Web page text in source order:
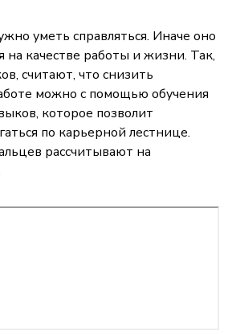
уметь справляться. Иначе оно
на качестве работы и жизни. Так,
считают, что снизить
можно с помощью обучения
которое позволит
по карьерной лестнице.
рассчитывают на